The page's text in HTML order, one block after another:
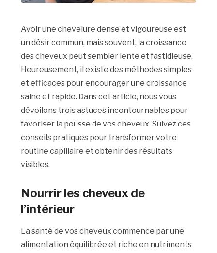
Avoir une chevelure dense et vigoureuse est
un désir commun, mais souvent, la croissance
des cheveux peut sembler lente et fastidieuse.
Heureusement, il existe des méthodes simples
et efficaces pour encourager une croissance
saine et rapide. Dans cet article, nous vous
dévoilons trois astuces incontournables pour
favoriser la pousse de vos cheveux. Suivez ces
conseils pratiques pour transformer votre
routine capillaire et obtenir des résultats
visibles.
Nourrir les cheveux de
l’intérieur
La santé de vos cheveux commence par une
alimentation équilibrée et riche en nutriments